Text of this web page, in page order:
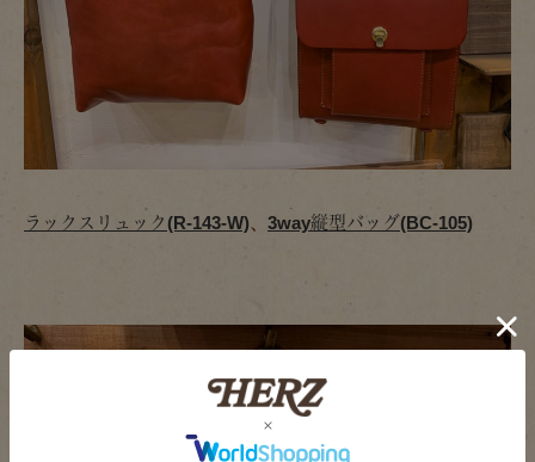
ラックスリュック(R-143-W)、 3way縦型バッグ(BC-105)